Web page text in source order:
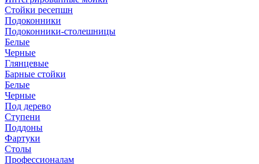
Стойки ресепшн
Подоконники
Подоконники-столешницы
Белые
Черные
Глянцевые
Барные стойки
Белые
Черные
Под дерево
Ступени
Поддоны
Фартуки
Столы
Профессионалам